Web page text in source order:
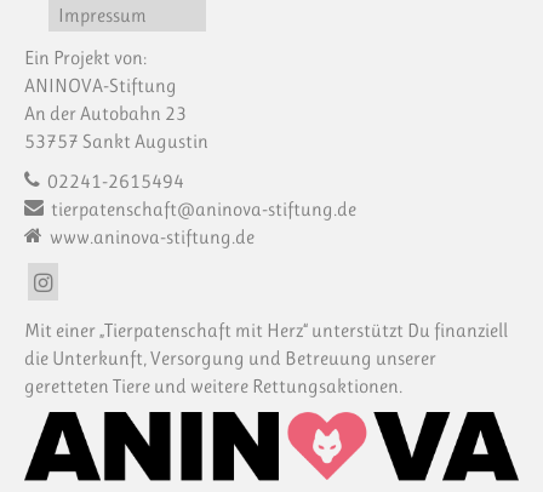
Impressum
Ein Projekt von:
ANINOVA-Stiftung
An der Autobahn 23
53757 Sankt Augustin
02241-2615494
tierpatenschaft@aninova-stiftung.de
www.aninova-stiftung.de
Mit einer „Tierpatenschaft mit Herz“ unterstützt Du finanziell
die Unterkunft, Versorgung und Betreuung unserer
geretteten Tiere und weitere Rettungsaktionen.